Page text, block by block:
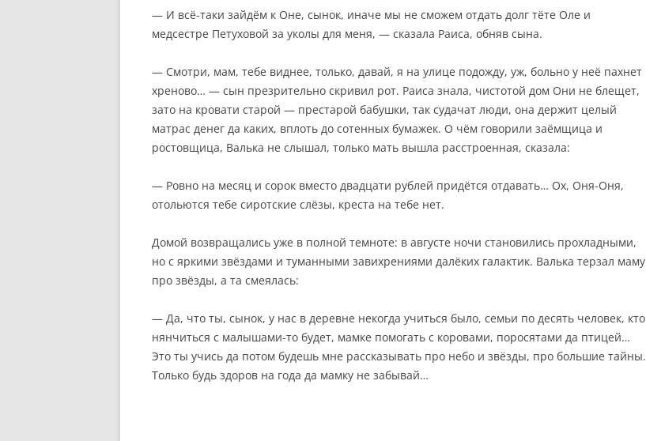
— И всё-таки зайдём к Оне, сынок, иначе мы не сможем отдать долг тёте Оле и
медсестре Петуховой за уколы для меня, — сказала Раиса, обняв сына.
— Смотри, мам, тебе виднее, только, давай, я на улице подожду, уж, больно у неё пахнет
хреново… — сын презрительно скривил рот. Раиса знала, чистотой дом Они не блещет,
зато на кровати старой — престарой бабушки, так судачат люди, она держит целый
матрас денег да каких, вплоть до сотенных бумажек. О чём говорили заёмщица и
ростовщица, Валька не слышал, только мать вышла расстроенная, сказала:
— Ровно на месяц и сорок вместо двадцати рублей придётся отдавать… Ох, Оня-Оня,
отольются тебе сиротские слёзы, креста на тебе нет.
Домой возвращались уже в полной темноте: в августе ночи становились прохладными,
но с яркими звёздами и туманными завихрениями далёких галактик. Валька терзал маму
про звёзды, а та смеялась:
— Да, что ты, сынок, у нас в деревне некогда учиться было, семьи по десять человек, кто
нянчиться с малышами-то будет, мамке помогать с коровами, поросятами да птицей…
Это ты учись да потом будешь мне рассказывать про небо и звёзды, про большие тайны.
Только будь здоров на года да мамку не забывай…